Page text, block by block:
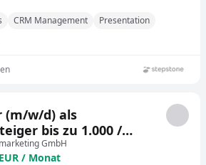
CRM Management
Presentation
(m/w/d) als
bis zu 1.000 /
GmbH
/ Monat